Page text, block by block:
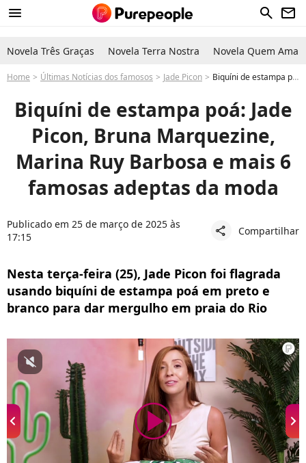
menu search newsletter
Novela Três Graças Novela Terra Nostra Novela Quem Ama
Home Últimas Notícias dos famosos Jade Picon Biquíni de estampa poá: Jade Picon, Bruna Marquezine, Marina Ruy Barbosa e mais 6 famosas adeptas da moda
Biquíni de estampa poá: Jade
Picon, Bruna Marquezine,
Marina Ruy Barbosa e mais 6
famosas adeptas da moda
Publicado em 25 de março de 2025 às
17:15
share Compartilhar
Nesta terça-feira (25), Jade Picon foi flagrada
usando biquíni de estampa poá em preto e
branco para dar mergulho em praia do Rio